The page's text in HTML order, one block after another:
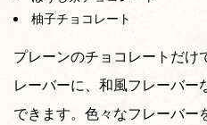
柚子チョコレート
プレーンのチョコレートだけ
レーバーに、和風フレーバ
できます。色々なフレーバー